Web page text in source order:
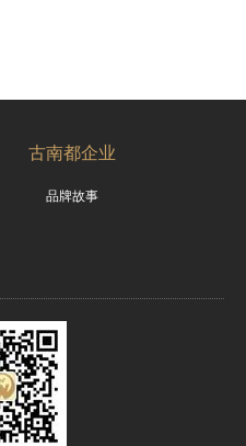
古南都企业
品牌故事